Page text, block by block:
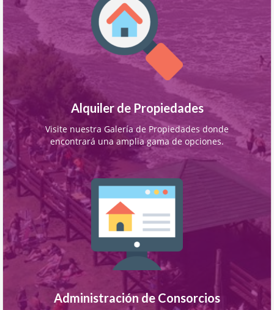
Alquiler de Propiedades
Visite nuestra Galería de Propiedades donde
encontrará una amplia gama de opciones.
Administración de Consorcios